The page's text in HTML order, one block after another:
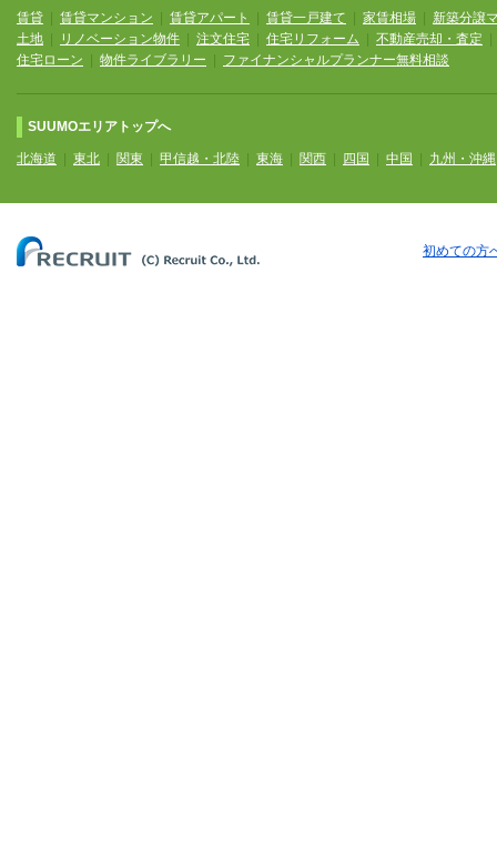
賃貸 賃貸マンション 賃貸アパート 賃貸一戸建て 家賃相場
新築分譲
土地
リノベーション物件 注文住宅 住宅リフォーム 不動産売却・査定
住宅ローン
物件ライブラリー ファイナンシャルプランナー無料相談
SUUMOエリアトップへ
北海道 東北 関東 甲信越・北陸 東海 関西 四国 中国 九州・沖縄
初めての方